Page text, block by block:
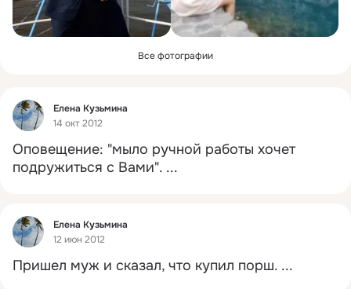
Все фотографии
Фид
Елена Кузьмина
14 окт 2012
Оповещение: "мыло ручной работы хочет
подружиться с Вами". ...
Фид
Елена Кузьмина
12 июн 2012
Пришел муж и сказал, что купил порш. ...